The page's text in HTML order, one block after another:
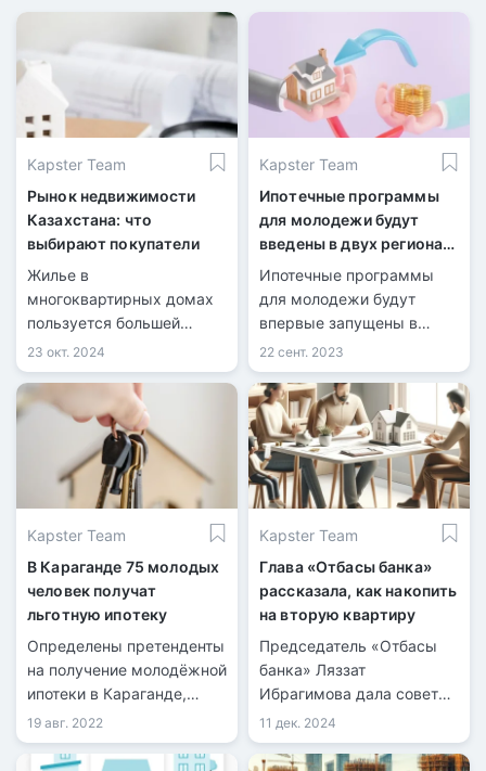
Kapster Team
Рынок недвижимости
Казахстана: что
выбирают покупатели
Жилье в
многоквартирных домах
пользуется большей
популярностью, а
основными критериями
выбора остаются
качество строительства и
надежность застройщика.
23 окт. 2024
Kapster Team
Ипотечные программы
для молодежи будут
введены в двух регионах
Казахстана
Ипотечные программы
для молодежи будут
впервые запущены в
Павлодарской области
(«Ертiс жастары») и
городе Аксу.
22 сент. 2023
Kapster Team
В Караганде 75 молодых
человек получат
льготную ипотеку
Определены претенденты
на получение молодёжной
ипотеки в Караганде,
передает
информационная служба
kn.kz со ссылкой на
19 авг. 2022
Kapster Team
Глава «Отбасы банка»
рассказала, как накопить
на вторую квартиру
Председатель «Отбасы
банка» Ляззат
Ибрагимова дала советы
по покупке второго
жилья.
11 дек. 2024